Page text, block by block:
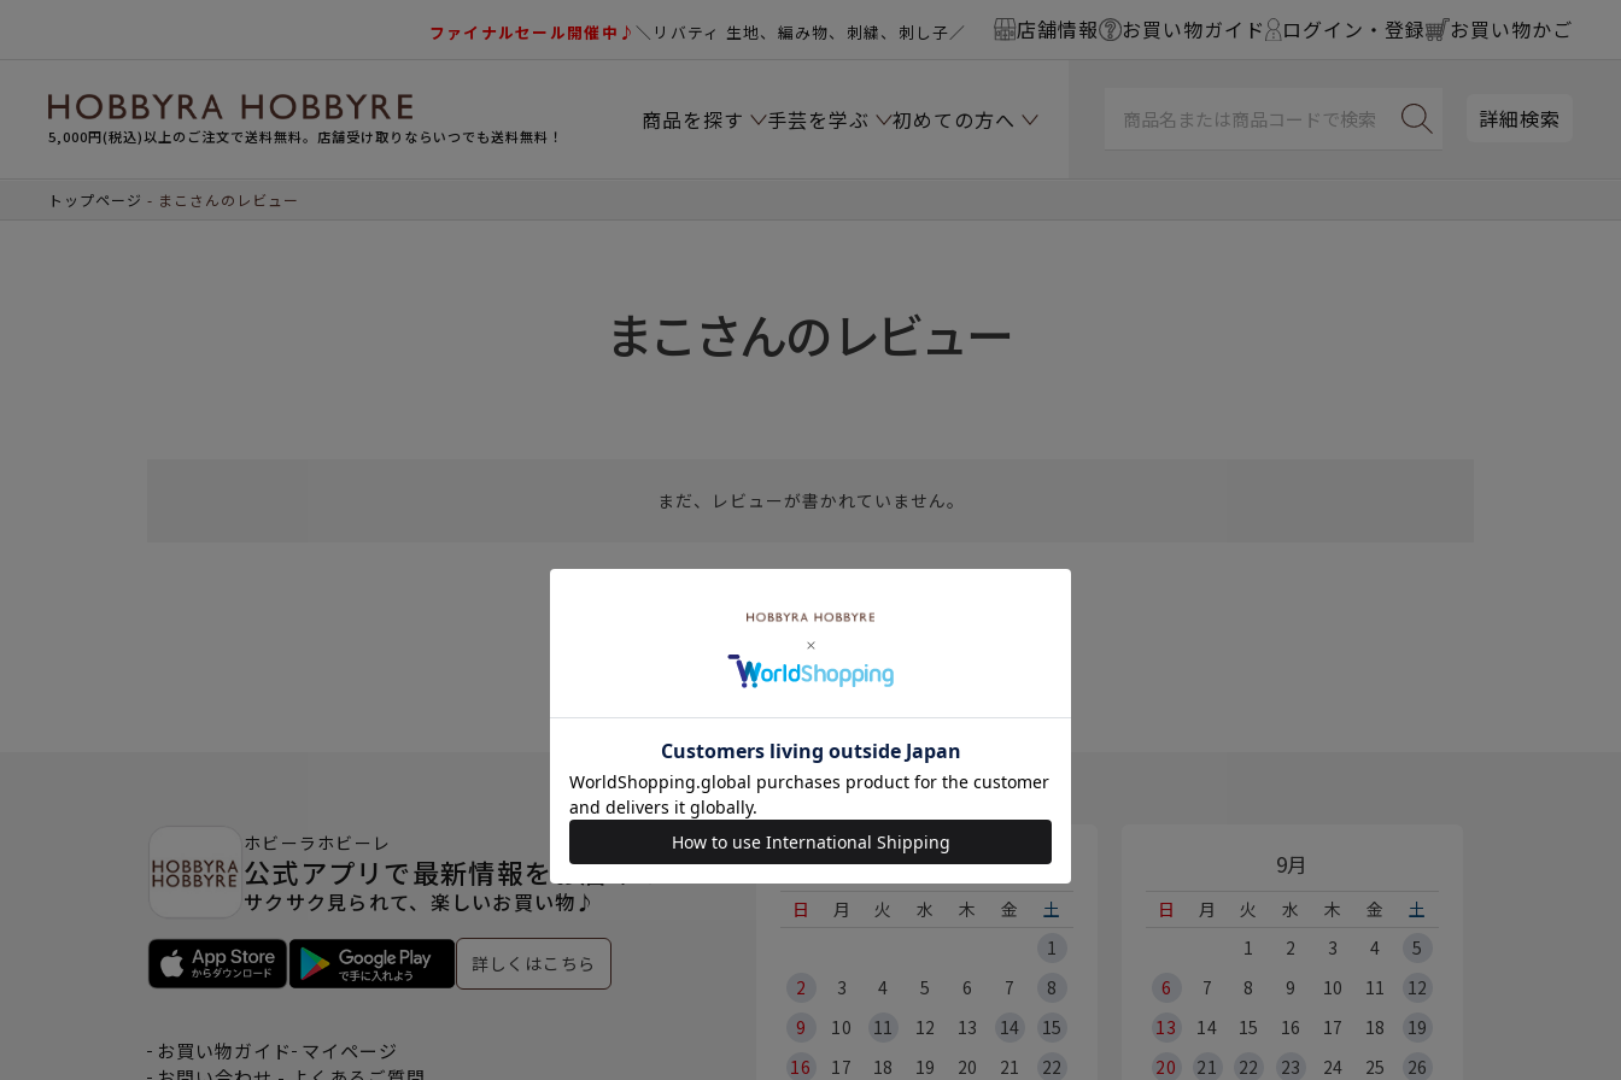
ファイナルセール開催中♪＼リバティ 生地、編み物、刺繍、刺し子／ 店舗情報 お買い物ガイド ログイン・登録 お買い物かご
5,000円(税込)以上のご注文で送料無料。店舗受け取りならいつでも送料無料！
商品を探す 手芸を学ぶ 初めての方へ 詳細検索
トップページ まこさんのレビュー
まこさんのレビュー
まだ、レビューが書かれていません。
8月
日 月 火 水 木 金
土
1
2
3 4 5 6 7
8
9
10 11 12 13 14
15
16
17 18 19 20 21 22
9月
日 月 火 水 木 金
土
1
2 3 4
5
6
7 8 9 10 11
12
13
14 15 16 17 18
19
20
21 22 23 24 25 26
ホビーラホビーレ
公式アプリで最新情報をお届け！
サクサク見られて、楽しいお買い物♪
詳しくはこちら
お買い物ガイド マイページ